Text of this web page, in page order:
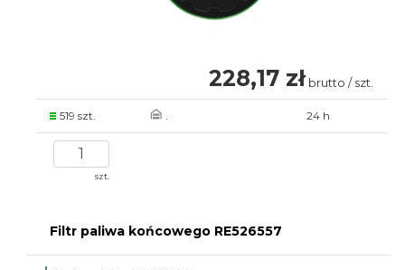
228,17 zł brutto / szt.
519 szt. . 24 h
szt.
Filtr paliwa końcowego RE526557